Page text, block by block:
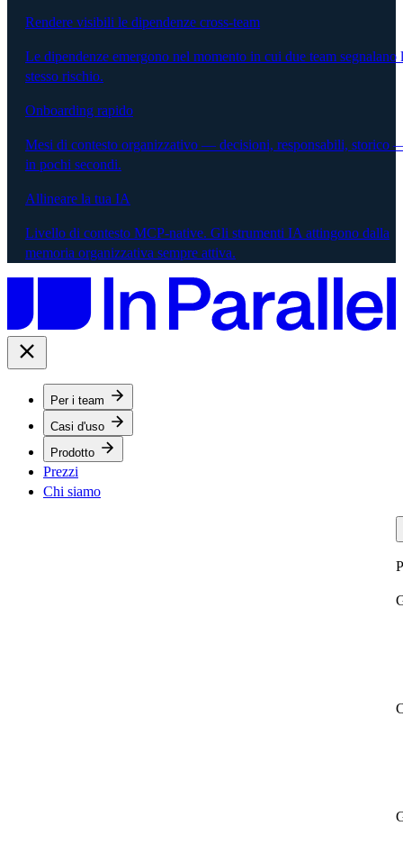
Rendere visibili le dipendenze cross-team
Le dipendenze emergono nel momento in cui due team segnalano
stesso rischio.
Onboarding rapido
Mesi di contesto organizzativo — decisioni, responsabili, storico
in pochi secondi.
Allineare la tua IA
Livello di contesto MCP-native. Gli strumenti IA attingono dalla
memoria organizzativa sempre attiva.
Per i team
Casi d'uso
Prodotto
Prezzi
Chi siamo